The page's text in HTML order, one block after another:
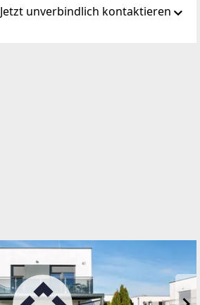
Jetzt unverbindlich kontaktieren